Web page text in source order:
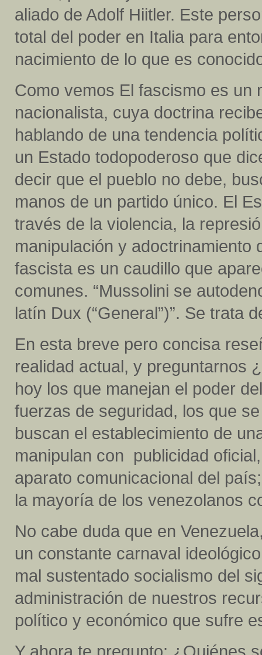
aliado de Adolf Hiitler. Este
total del poder en Italia para
nacimiento de lo que es
Como vemos El fascismo es
nacionalista, cuya doctrina
hablando de una tendencia
un Estado todopoderoso que
decir que el pueblo no debe,
manos de un partido único. El
través de la violencia, la
manipulación y adoctrinamiento
fascista es un caudillo que
comunes. “Mussolini se
latín Dux (“General”)”. Se trata
En esta breve pero concisa
realidad actual, y preguntarnos
hoy los que manejan el poder
fuerzas de seguridad, los que
buscan el establecimiento de
manipulan con publicidad
aparato comunicacional del
la mayoría de los venezolanos
No cabe duda que en
un constante carnaval
mal sustentado socialismo del
administración de nuestros
político y económico que sufre